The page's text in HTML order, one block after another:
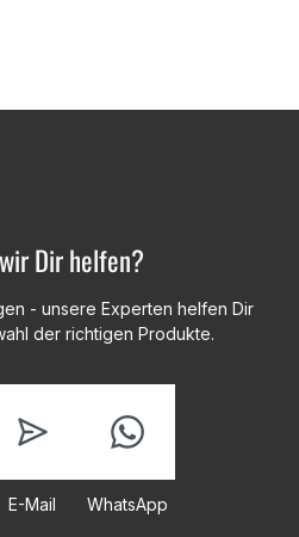
Dir helfen?
- unsere Experten helfen Dir
der richtigen Produkte.
E-Mail WhatsApp